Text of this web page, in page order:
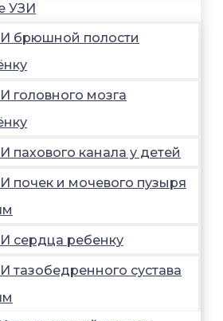
УЗИ
брюшной полости
головного мозга
пахового канала у детей
почек и мочевого пузыря
сердца ребенку
тазобедренного сустава